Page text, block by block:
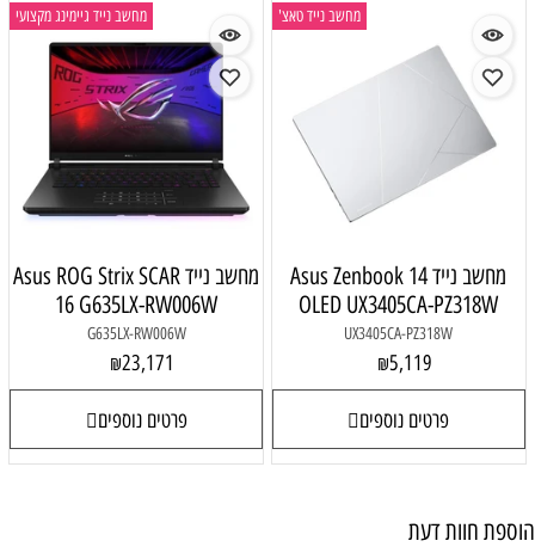
מחשב נייד טאצ'
מחשב נייד Asus Zenbook 14
OLED UX3405CA-PZ318W
UX3405CA-PZ318W
₪5,119
פרטים נוספים
מחשב נייד גיימינג מקצועי
מחשב נייד Asus ROG Strix SCAR
16 G635LX-RW006W
G635LX-RW006W
₪23,171
פרטים נוספים
הוספת חוות דעת